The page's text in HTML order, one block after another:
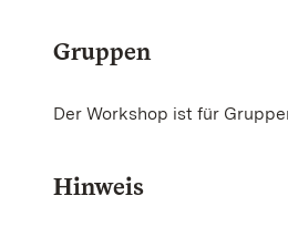
Gruppen
Der Workshop ist für
Hinweis